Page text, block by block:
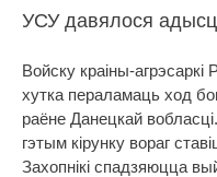
УСУ давялося
Войску краіны-агрэсаркі
хутка пераламаць ход
раёне Данецкай
гэтым кірунку вораг
Захопнікі спадзяюцца